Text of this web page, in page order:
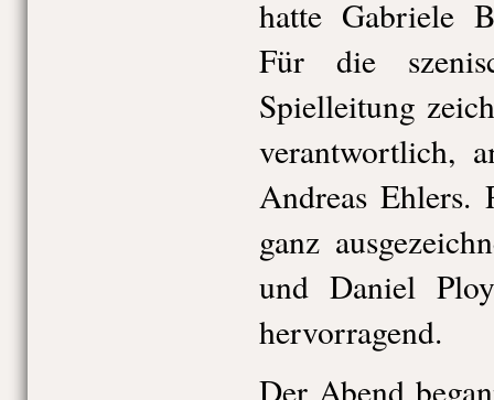
hatte Gabriele
Für die
Spielleitung
verantwortlich,
Andreas Ehlers.
ganz
und Daniel
hervorragend.
Der Abend